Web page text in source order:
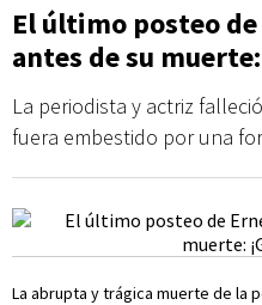
El último posteo
antes de su
La periodista y actriz
fuera embestido por una
La abrupta y trágica muerte de la